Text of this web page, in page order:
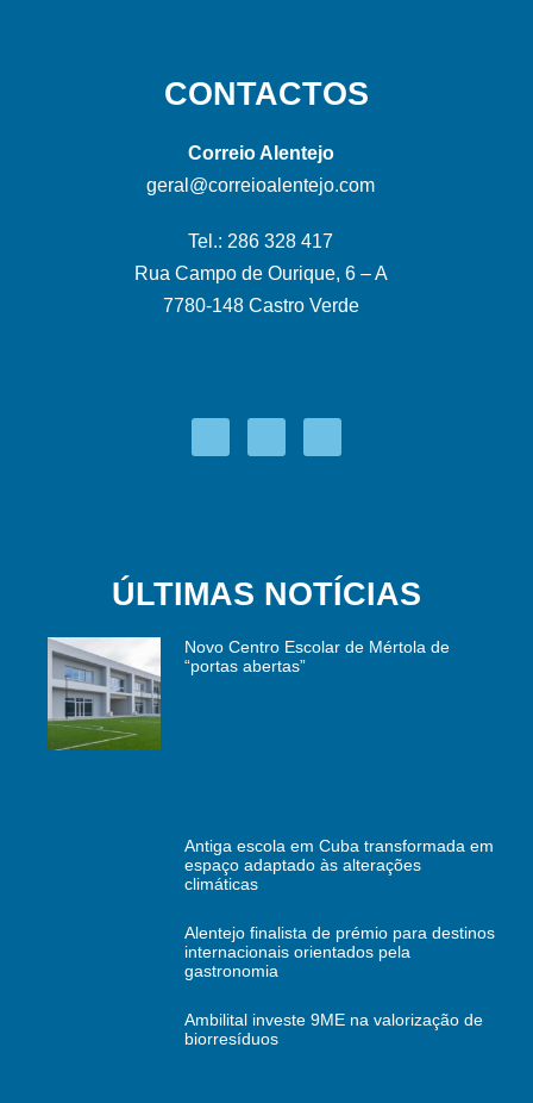
CONTACTOS
Correio Alentejo
geral@correioalentejo.com
Tel.: 286 328 417
Rua Campo de Ourique, 6 – A
7780-148 Castro Verde
ÚLTIMAS NOTÍCIAS
Novo Centro Escolar de Mértola de
“portas abertas”
Antiga escola em Cuba transformada em
espaço adaptado às alterações
climáticas
Alentejo finalista de prémio para destinos
internacionais orientados pela
gastronomia
Ambilital investe 9ME na valorização de
biorresíduos